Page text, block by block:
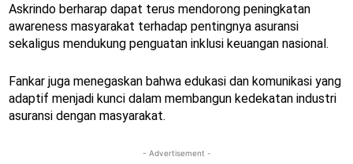
Askrindo berharap dapat terus mendorong peningkatan
awareness masyarakat terhadap pentingnya asuransi
sekaligus mendukung penguatan inklusi keuangan nasional.
Fankar juga menegaskan bahwa edukasi dan komunikasi yang
adaptif menjadi kunci dalam membangun kedekatan industri
asuransi dengan masyarakat.
- Advertisement -